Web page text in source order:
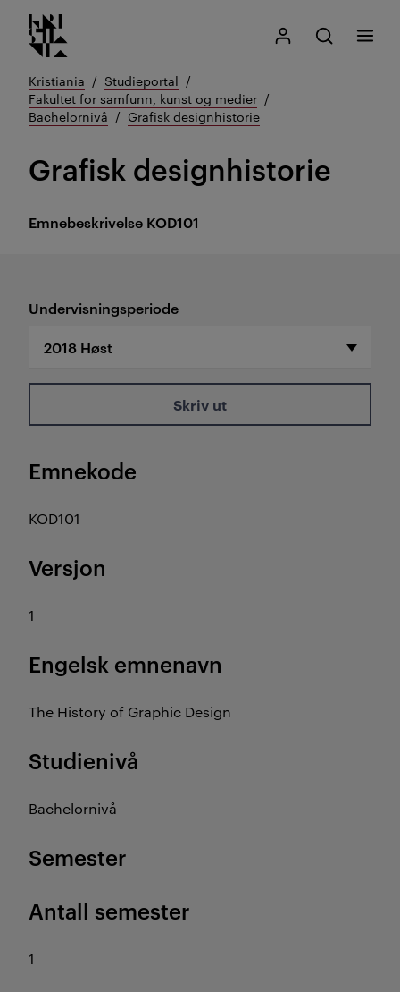
Gå
til
innhold
Kristiania logo
Mitt Kristiania
Åpne søk
Søk
Meny
Kristiania
Studieportal
Fakultet for samfunn, kunst og medier
Bachelornivå
Grafisk designhistorie
Emnebeskrivelse KOD101
Grafisk designhistorie
Undervisningsperiode
Skriv ut
Emnekode
KOD101
Versjon
1
Engelsk emnenavn
The History of Graphic Design
Studienivå
Bachelornivå
Semester
Antall semester
1